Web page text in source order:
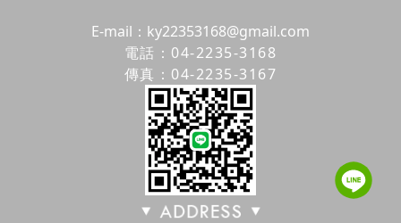
E-mail：ky22353168@gmail.com
電話：04-2235-3168
傳真：04-2235-3167